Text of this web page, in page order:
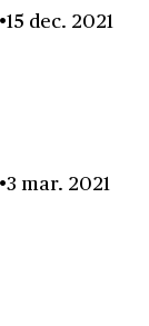
15 dec. 2021
3 mar. 2021